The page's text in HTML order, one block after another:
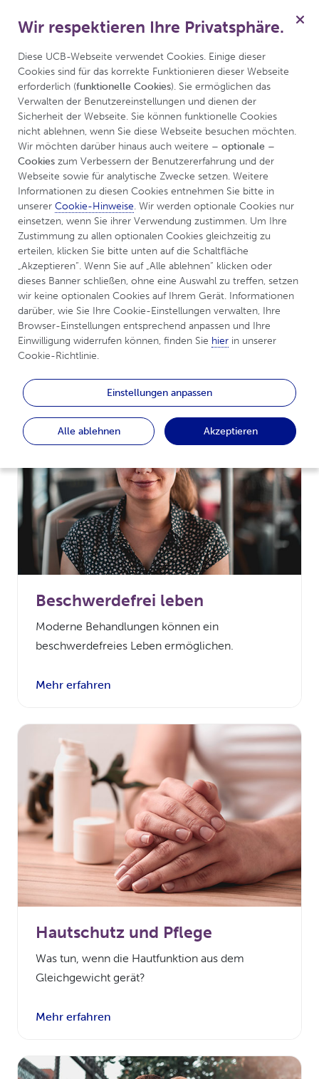
für Psoriasis
Menü Anmelden
UCBCares Das tägliche Leben
Leben mit chronisch
entzündlichen
Erkrankungen von Haut
und Gelenken
Beschwerdefrei leben
Moderne Behandlungen können ein
beschwerdefreies Leben ermöglichen.
Mehr erfahren
Hautschutz und Pflege
Was tun, wenn die Hautfunktion aus dem
Gleichgewicht gerät?
Mehr erfahren
Wir respektieren Ihre Privatsphäre.
Diese UCB-Webseite verwendet Cookies. Einige dieser
Cookies sind für das korrekte Funktionieren dieser Webseite
erforderlich (funktionelle Cookies). Sie ermöglichen das
Verwalten der Benutzereinstellungen und dienen der
Sicherheit der Webseite. Sie können funktionelle Cookies
nicht ablehnen, wenn Sie diese Webseite besuchen möchten.
Wir möchten darüber hinaus auch weitere – optionale –
Cookies zum Verbessern der Benutzererfahrung und der
Webseite sowie für analytische Zwecke setzen. Weitere
Informationen zu diesen Cookies entnehmen Sie bitte in
unserer Cookie-Hinweise. Wir werden optionale Cookies nur
einsetzen, wenn Sie ihrer Verwendung zustimmen. Um Ihre
Zustimmung zu allen optionalen Cookies gleichzeitig zu
erteilen, klicken Sie bitte unten auf die Schaltfläche
„Akzeptieren“. Wenn Sie auf „Alle ablehnen“ klicken oder
dieses Banner schließen, ohne eine Auswahl zu treffen, setzen
wir keine optionalen Cookies auf Ihrem Gerät. Informationen
darüber, wie Sie Ihre Cookie-Einstellungen verwalten, Ihre
Browser-Einstellungen entsprechend anpassen und Ihre
Einwilligung widerrufen können, finden Sie hier in unserer
Cookie-Richtlinie.
Alle ablehnen
Einstellungen anpassen
Akzeptieren